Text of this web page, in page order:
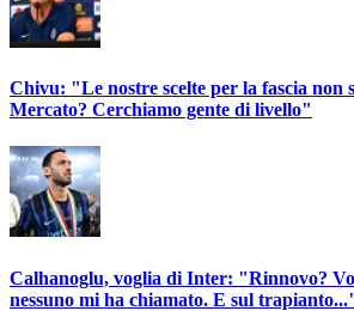
Chivu: "Le nostre scelte per la fascia non
Mercato? Cerchiamo gente di livello"
Calhanoglu, voglia di Inter: "Rinnovo?
nessuno mi ha chiamato. E sul